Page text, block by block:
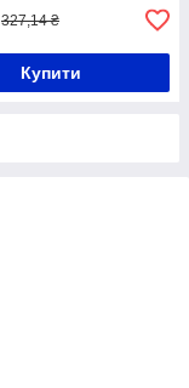
327,14 ₴
Купити